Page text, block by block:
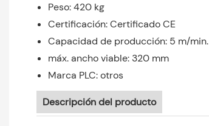
Peso: 420 kg
Certificación: Certificado CE
Capacidad de producción: 5 m/min.
máx. ancho viable: 320 mm
Marca PLC: otros
Descripción del producto